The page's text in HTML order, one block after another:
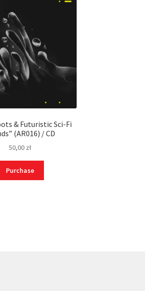
& Futuristic Sci-Fi
(AR016) / CD
50,00 zł
Purchase